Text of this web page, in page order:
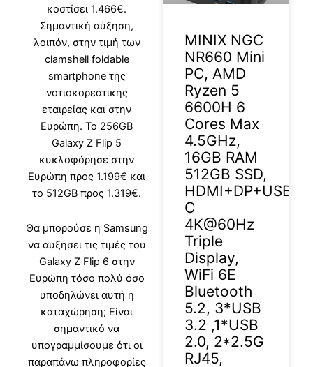
κοστίσει 1.466€.
Σημαντική αύξηση,
λοιπόν, στην τιμή των
clamshell foldable
smartphone της
νοτιοκορεάτικης
εταιρείας και στην
Ευρώπη. Το 256GB
Galaxy Z Flip 5
κυκλοφόρησε στην
Ευρώπη προς 1.199€ και
το 512GB προς 1.319€.
Θα μπορούσε η Samsung
να αυξήσει τις τιμές του
Galaxy Z Flip 6 στην
Ευρώπη τόσο πολύ όσο
υποδηλώνει αυτή η
καταχώρηση; Είναι
σημαντικό να
υπογραμμίσουμε ότι οι
παραπάνω πληροφορίες
MINIX NGC
NR660 Mini
PC, AMD
Ryzen 5
6600H 6
Cores Max
4.5GHz,
16GB RAM
512GB SSD,
HDMI+DP+USB-
C
4K@60Hz
Triple
Display,
WiFi 6E
Bluetooth
5.2, 3*USB
3.2 ,1*USB
2.0, 2*2.5G
RJ45,